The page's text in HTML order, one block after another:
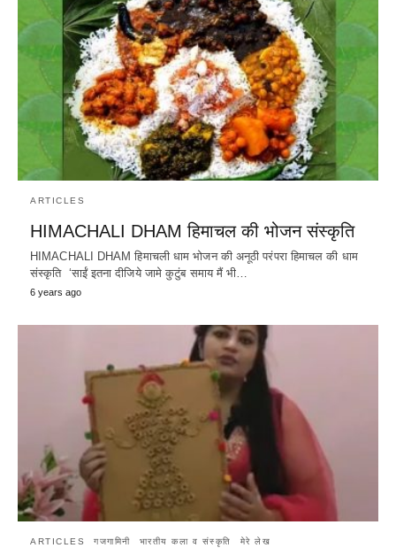
ARTICLES
HIMACHALI DHAM हिमाचल की भोजन संस्कृति
HIMACHALI DHAM हिमाचली धाम भोजन की अनूठी परंपरा हिमाचल की धाम
संस्कृति ‘साईं इतना दीजिये जामे कुटुंब समाय मैं भी…
6 years ago
ARTICLES गजगामिनी भारतीय कला व संस्कृति मेरे लेख